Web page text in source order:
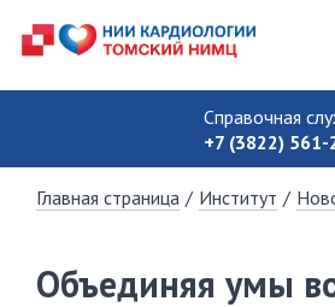
Справочная
+7 (3822) 561-
Главная страница / Институт /
Объединяя умы